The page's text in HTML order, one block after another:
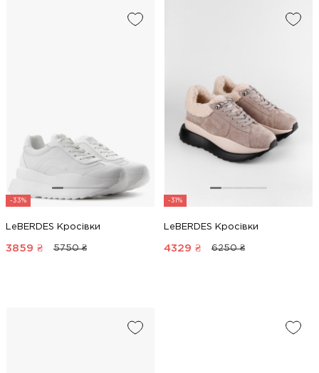
-33%
LeBERDES Кросівки
3859 ₴ 5750 ₴
-31%
LeBERDES Кросівки
4329 ₴ 6250 ₴